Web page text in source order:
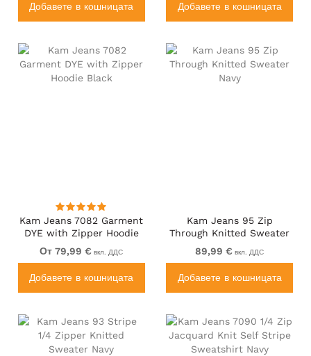
Добавете в кошницата Добавете в кошницата
Kam Jeans 7082 Garment
DYE with Zipper Hoodie
Black
От 79,99 € вкл. ДДС
Добавете в кошницата
Kam Jeans 95 Zip
Through Knitted Sweater
Navy
89,99 € вкл. ДДС
Добавете в кошницата